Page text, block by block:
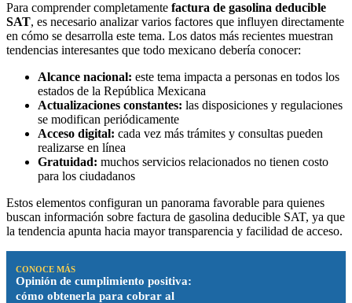
Para comprender completamente factura de gasolina deducible
SAT, es necesario analizar varios factores que influyen directamente
en cómo se desarrolla este tema. Los datos más recientes muestran
tendencias interesantes que todo mexicano debería conocer:
Alcance nacional: este tema impacta a personas en todos los
estados de la República Mexicana
Actualizaciones constantes: las disposiciones y regulaciones
se modifican periódicamente
Acceso digital: cada vez más trámites y consultas pueden
realizarse en línea
Gratuidad: muchos servicios relacionados no tienen costo
para los ciudadanos
Estos elementos configuran un panorama favorable para quienes
buscan información sobre factura de gasolina deducible SAT, ya que
la tendencia apunta hacia mayor transparencia y facilidad de acceso.
CONOCE MÁS
Opinión de cumplimiento positiva:
cómo obtenerla para cobrar al